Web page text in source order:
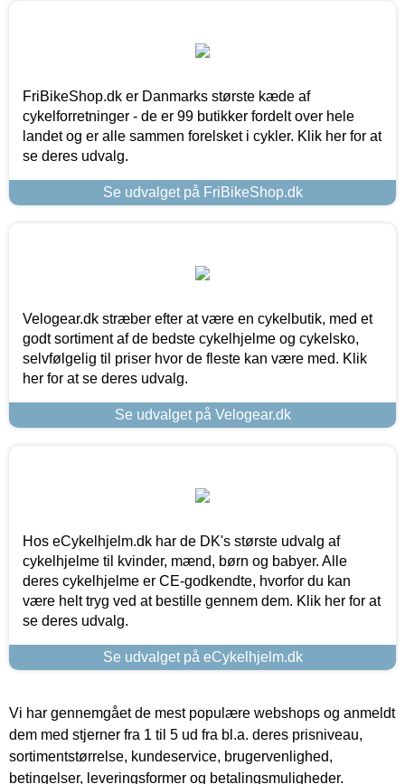
FriBikeShop.dk er Danmarks største kæde af
cykelforretninger - de er 99 butikker fordelt over hele
landet og er alle sammen forelsket i cykler. Klik her for at
se deres udvalg.
Se udvalget på FriBikeShop.dk
Velogear.dk stræber efter at være en cykelbutik, med et
godt sortiment af de bedste cykelhjelme og cykelsko,
selvfølgelig til priser hvor de fleste kan være med. Klik
her for at se deres udvalg.
Se udvalget på Velogear.dk
Hos eCykelhjelm.dk har de DK's største udvalg af
cykelhjelme til kvinder, mænd, børn og babyer. Alle
deres cykelhjelme er CE-godkendte, hvorfor du kan
være helt tryg ved at bestille gennem dem. Klik her for at
se deres udvalg.
Se udvalget på eCykelhjelm.dk
Vi har gennemgået de mest populære webshops og anmeldt
dem med stjerner fra 1 til 5 ud fra bl.a. deres prisniveau,
sortimentstørrelse, kundeservice, brugervenlighed,
betingelser, leveringsformer og betalingsmuligheder.